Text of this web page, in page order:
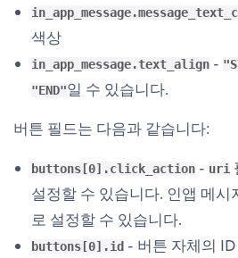
색상
in_app_message.text_align -
"END"일 수 있습니다.
버튼 필드는 다음과 같습니다:
buttons[0].click_action - uri
설정할 수 있습니다. 인앱 메시
로 설정할 수 있습니다.
buttons[0].id - 버튼 자체의